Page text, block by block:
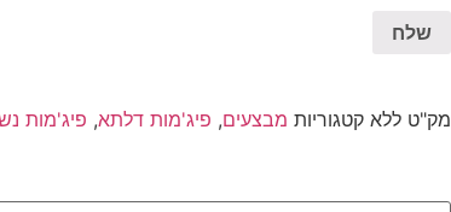
מק"ט ללא קטגוריות מבצעים, פיג'מות דלתא, פיג'מות